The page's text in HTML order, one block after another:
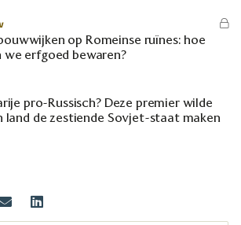
op Romeinse ruïnes: hoe
we erfgoed bewaren?
pro-Russisch? Deze premier wilde
land de zestiende Sovjet-staat maken